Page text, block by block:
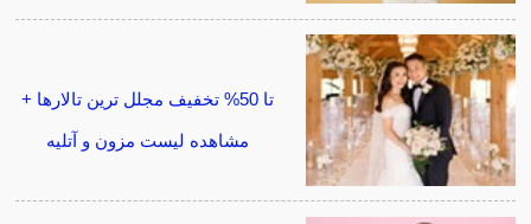
تا 50% تخفیف مجلل ترین تالارها +
مشاهده لیست مزون و آتلیه